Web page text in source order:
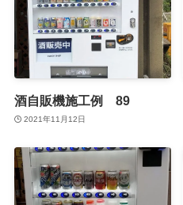
酒自販機施工例 89
2021年11月12日